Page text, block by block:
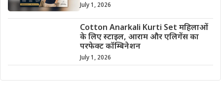
July 1, 2026
Cotton Anarkali Kurti Set महिलाओं
के लिए स्टाइल, आराम और एलिगेंस का
परफेक्ट कॉम्बिनेशन
July 1, 2026